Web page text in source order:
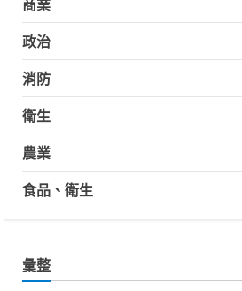
政治
消防
衛生
農業
食品、衛生
彙整